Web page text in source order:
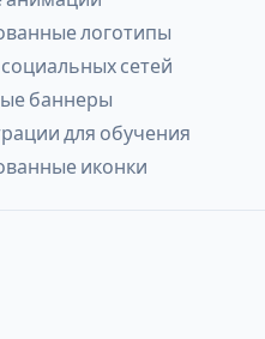
логотипы
сетей
баннеры
для обучения
иконки